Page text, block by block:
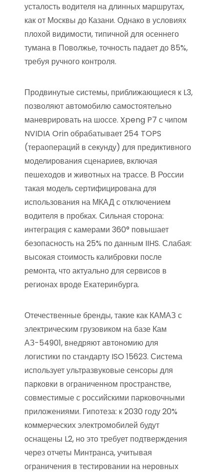
усталость водителя на длинных маршрутах,
как от Москвы до Казани. Однако в условиях
плохой видимости, типичной для осеннего
тумана в Поволжье, точность падает до 85%,
требуя ручного контроля.
Продвинутые системы, приближающиеся к L3,
позволяют автомобилю самостоятельно
маневрировать на шоссе. Xpeng P7 с чипом
NVIDIA Orin обрабатывает 254 TOPS
(тераопераций в секунду) для предиктивного
моделирования сценариев, включая
пешеходов и животных на трассе. В России
такая модель сертифицирована для
использования на МКАД с отключением
водителя в пробках. Сильная сторона:
интеграция с камерами 360° повышает
безопасность на 25% по данным IIHS. Слабая:
высокая стоимость калибровки после
ремонта, что актуально для сервисов в
регионах вроде Екатеринбурга.
Отечественные бренды, такие как КАМАЗ с
электрическим грузовиком на базе Кам
АЗ-54901, внедряют автономию для
логистики по стандарту ISO 15623. Система
использует ультразвуковые сенсоры для
парковки в ограниченном пространстве,
совместимые с российскими парковочными
приложениями. Гипотеза: к 2030 году 20%
коммерческих электромобилей будут
оснащены L2, но это требует подтверждения
через отчеты Минтранса, учитывая
ограничения в тестировании на неровных